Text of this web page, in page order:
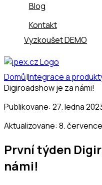
Blog
Kontakt
Vyzkoušet DEMO
Domů|Integrace a
Digiroadshow je za námi!
Publikovane: 27. ledna
Aktualizovane: 8.
První týden
námi!